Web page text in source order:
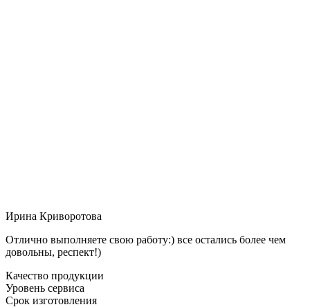
Ирина Криворотова
Отлично выполняете свою работу:) все остались более чем
довольны, респект!)
Качество продукции
Уровень сервиса
Срок изготовления